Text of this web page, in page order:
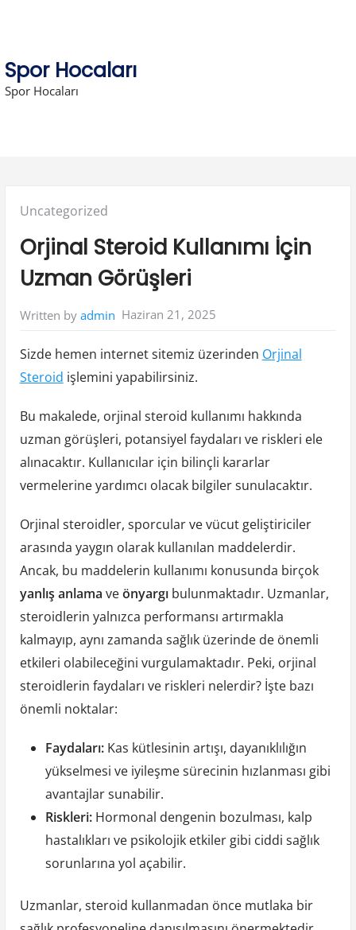
Spor Hocaları
Spor Hocaları
Posted
Uncategorized
Orjinal Steroid Kullanımı İçin
Uzman Görüşleri
Written by admin Haziran 21, 2025
Sizde hemen internet sitemiz üzerinden Orjinal
Steroid işlemini yapabilirsiniz.
Bu makalede, orjinal steroid kullanımı hakkında
uzman görüşleri, potansiyel faydaları ve riskleri ele
alınacaktır. Kullanıcılar için bilinçli kararlar
vermelerine yardımcı olacak bilgiler sunulacaktır.
Orjinal steroidler, sporcular ve vücut geliştiriciler
arasında yaygın olarak kullanılan maddelerdir.
Ancak, bu maddelerin kullanımı konusunda birçok
yanlış anlama veönyargıbulunmaktadır. Uzmanlar,
steroidlerin yalnızca performansı artırmakla
kalmayıp, aynı zamanda sağlık üzerinde de önemli
etkileri olabileceğini vurgulamaktadır. Peki, orjinal
steroidlerin faydaları ve riskleri nelerdir? İşte bazı
önemli noktalar:
Faydaları:Kas kütlesinin artışı, dayanıklılığın
yükselmesi ve iyileşme sürecinin hızlanması gibi
avantajlar sunabilir.
Riskleri:Hormonal dengenin bozulması, kalp
hastalıkları ve psikolojik etkiler gibi ciddi sağlık
sorunlarına yol açabilir.
Uzmanlar, steroid kullanmadan önce mutlaka bir